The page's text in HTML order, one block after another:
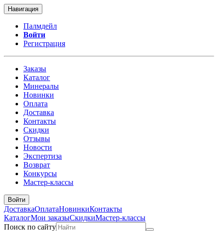
Навигация
Палмдейл
Войти
Регистрация
Заказы
Каталог
Минералы
Новинки
Оплата
Доставка
Контакты
Скидки
Отзывы
Новости
Экспертиза
Возврат
Конкурсы
Мастер-классы
Войти
ДоставкаОплатаНовинкиКонтакты
КаталогМои заказыСкидкиМастер-классы
Поиск по сайту